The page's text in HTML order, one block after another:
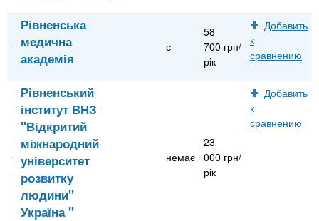
Рівненська
медична
академія
є
58
700 грн/
рік
Добавить
к
сравнению
Рівненський
інститут ВНЗ
"Відкритий
міжнародний
університет
розвитку
людини"
Україна "
немає
23
000 грн/
рік
Добавить
к
сравнению